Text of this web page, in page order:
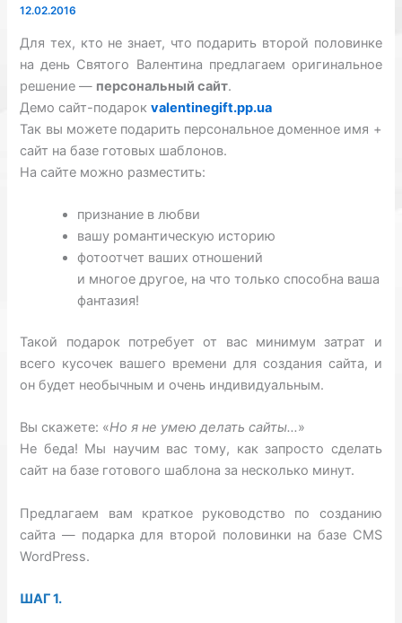
12.02.2016
Для тех, кто не знает, что подарить второй половинке
на день Cвятого Валентина предлагаем оригинальное
решение — персональный сайт.
Демо сайт-подарокvalentinegift.pp.ua
Так вы можете подарить персональное доменное имя +
сайт на базе готовых шаблонов.
На сайте можно разместить:
признание в любви
вашу романтическую историю
фотоотчет ваших отношений
и многое другое, на что только способна ваша
фантазия!
Такой подарок потребует от вас минимум затрат и
всего кусочек вашего времени для создания сайта, и
он будет необычным и очень индивидуальным.
Вы скажете: «Но я не умею делать сайты…»
Не беда! Мы научим вас тому, как запросто сделать
сайт на базе готового шаблона за несколько минут.
Предлагаем вам краткое руководство по созданию
сайта — подарка для второй половинки на базе CMS
WordPress.
ШАГ 1.